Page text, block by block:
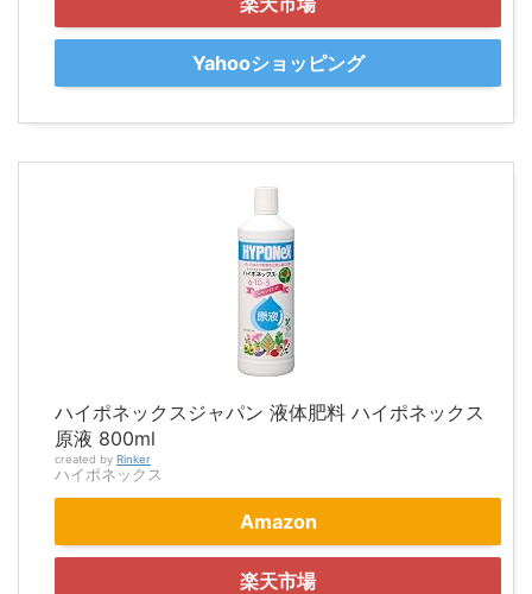
Yahooショッピング
ハイポネックスジャパン 液体肥料 ハイポネックス
原液 800ml
created by Rinker
ハイポネックス
Amazon
楽天市場